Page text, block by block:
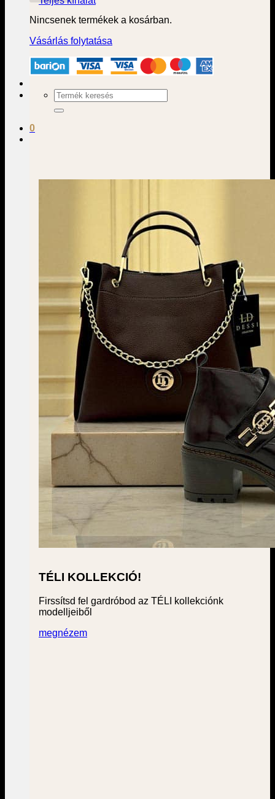
Nincsenek termékek a kosárban.
Vásárlás folytatása
Keresés
a
következőre:
0
TÉLI KOLLEKCIÓ!
Firssítsd fel gardróbod az TÉLI kollekciónk
modelljeiből
megnézem